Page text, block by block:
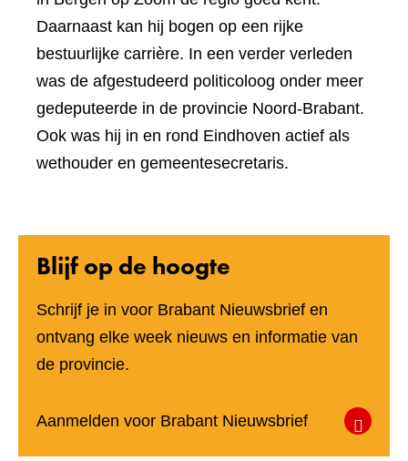
Daarnaast kan hij bogen op een rijke
bestuurlijke carrière. In een verder verleden
was de afgestudeerd politicoloog onder meer
gedeputeerde in de provincie Noord-Brabant.
Ook was hij in en rond Eindhoven actief als
wethouder en gemeentesecretaris.
Blijf op de hoogte
Schrijf je in voor Brabant Nieuwsbrief en
ontvang elke week nieuws en informatie van
de provincie.
Aanmelden voor Brabant Nieuwsbrief(verwijst